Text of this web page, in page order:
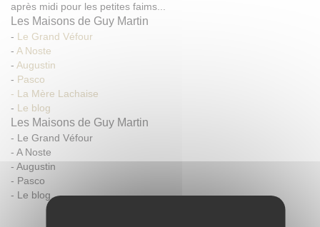
après midi pour les petites faims...
Les Maisons de Guy Martin
- Le Grand Véfour
- A Noste
- Augustin
- Pasco
- La Mère Lachaise
- Le blog
Les Maisons de Guy Martin
- Le Grand Véfour
- A Noste
- Augustin
- Pasco
- Le blog